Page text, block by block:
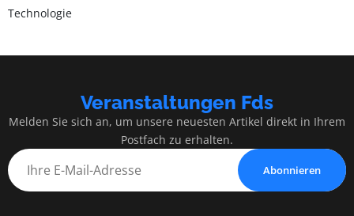
Technologie
Veranstaltungen Fds
Melden Sie sich an, um unsere neuesten Artikel direkt in Ihrem
Postfach zu erhalten.
Abonnieren